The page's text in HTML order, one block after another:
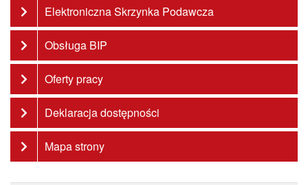
Elektroniczna Skrzynka Podawcza
Obsługa BIP
Oferty pracy
Deklaracja dostępności
Mapa strony